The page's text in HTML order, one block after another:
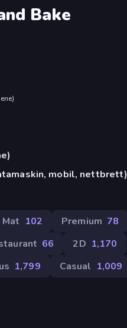
Bake
)
mobil, nettbrett)
Mat 102 Premium 78
66 2D 1,170
1,799 Casual 1,009